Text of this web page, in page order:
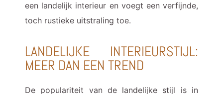
een landelijk interieur en voegt een verfijnde,
toch rustieke uitstraling toe.
LANDELIJKE INTERIEURSTIJL:
MEER DAN EEN TREND
De populariteit van de landelijke stijl is in